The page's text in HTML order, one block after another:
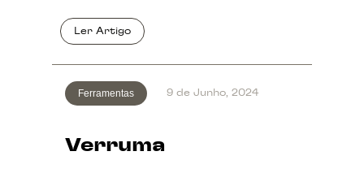
Ferramentas
Verruma
9 de Junho, 2024